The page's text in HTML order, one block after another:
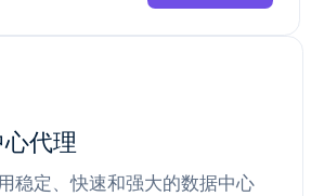
代理
稳定、快速和强大的数据中心